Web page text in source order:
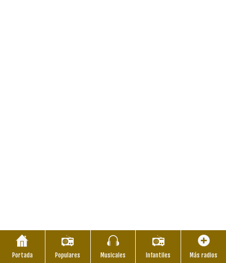
Portada Populares Musicales Infantiles Más radios